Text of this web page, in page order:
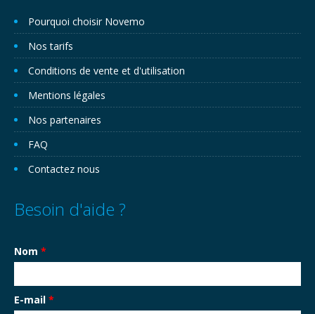
Pourquoi choisir Novemo
Nos tarifs
Conditions de vente et d'utilisation
Mentions légales
Nos partenaires
FAQ
Contactez nous
Besoin d'aide ?
Nom *
E-mail *